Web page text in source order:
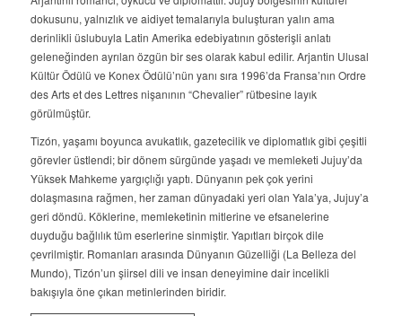
dokusunu, yalnızlık ve aidiyet temalarıyla buluşturan yalın ama
derinlikli üslubuyla Latin Amerika edebiyatının gösterişli anlatı
geleneğinden ayrılan özgün bir ses olarak kabul edilir. Arjantin Ulusal
Kültür Ödülü ve Konex Ödülü’nün yanı sıra 1996’da Fransa’nın Ordre
des Arts et des Lettres nişanının “Chevalier” rütbesine layık
görülmüştür.
Tizón, yaşamı boyunca avukatlık, gazetecilik ve diplomatlık gibi çeşitli
görevler üstlendi; bir dönem sürgünde yaşadı ve memleketi Jujuy’da
Yüksek Mahkeme yargıçlığı yaptı. Dünyanın pek çok yerini
dolaşmasına rağmen, her zaman dünyadaki yeri olan Yala’ya, Jujuy’a
geri döndü. Köklerine, memleketinin mitlerine ve efsanelerine
duyduğu bağlılık tüm eserlerine sinmiştir. Yapıtları birçok dile
çevrilmiştir. Romanları arasında Dünyanın Güzelliği (La Belleza del
Mundo), Tizón’un şiirsel dili ve insan deneyimine dair incelikli
bakışıyla öne çıkan metinlerinden biridir.